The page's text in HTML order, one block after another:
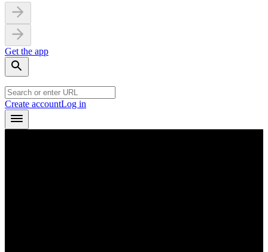
Get the app
Create accountLog in